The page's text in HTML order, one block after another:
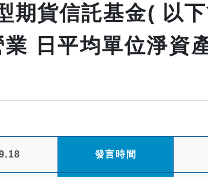
期貨信託基金( 以
日平均單位淨資
發言時間